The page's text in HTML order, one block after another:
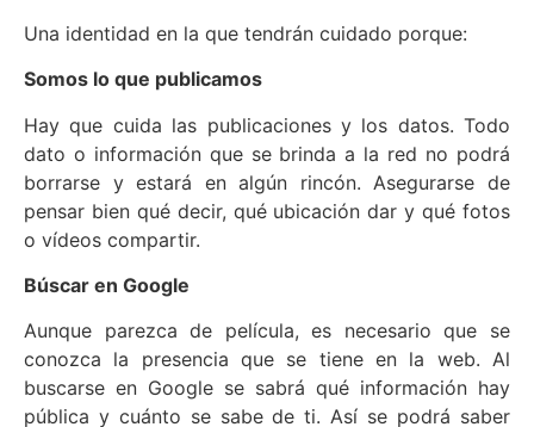
Una identidad en la que tendrán cuidado porque:
Somos lo que publicamos
Hay que cuida las publicaciones y los datos. Todo
dato o información que se brinda a la red no podrá
borrarse y estará en algún rincón. Asegurarse de
pensar bien qué decir, qué ubicación dar y qué fotos
o vídeos compartir.
Búscar en Google
Aunque parezca de película, es necesario que se
conozca la presencia que se tiene en la web. Al
buscarse en Google se sabrá qué información hay
pública y cuánto se sabe de ti. Así se podrá saber